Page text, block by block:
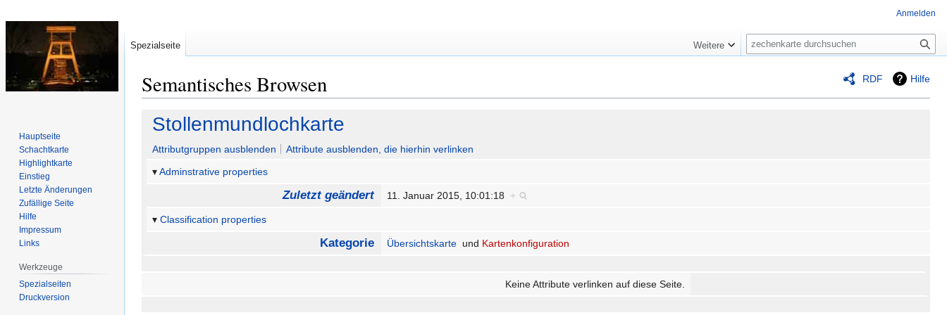
RDF Hilfe
Semantisches Browsen
Zur
Navigation
springen
Zur
Suche
springen
Stollenmundlochkarte
Attributgruppen ausblenden
Attribute ausblenden, die hierhin verlinken
Adminstrative properties
Zuletzt geändert 11. Januar 2015, 10:01:18 +
Classification properties
Kategorie Übersichtskarte und Kartenkonfiguration
Keine Attribute verlinken auf diese Seite.
Anmelden
Spezialseite Weitere
Suche
Hauptseite
Schachtkarte
Highlightkarte
Einstieg
Letzte Änderungen
Zufällige Seite
Hilfe
Impressum
Links
Werkzeuge
Spezialseiten
Druckversion